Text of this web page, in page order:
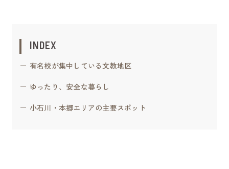
INDEX
有名校が集中している文教地区
ゆったり、安全な暮らし
小石川・本郷エリアの主要スポット